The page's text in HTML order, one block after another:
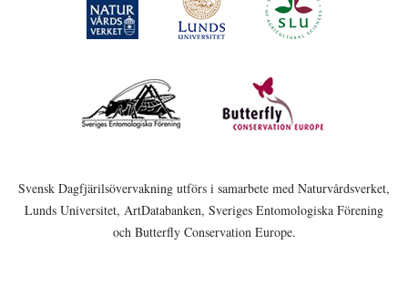
Svensk Dagfjärilsövervakning utförs i samarbete med Naturvårdsverket,
Lunds Universitet, ArtDatabanken, Sveriges Entomologiska Förening
och Butterfly Conservation Europe.